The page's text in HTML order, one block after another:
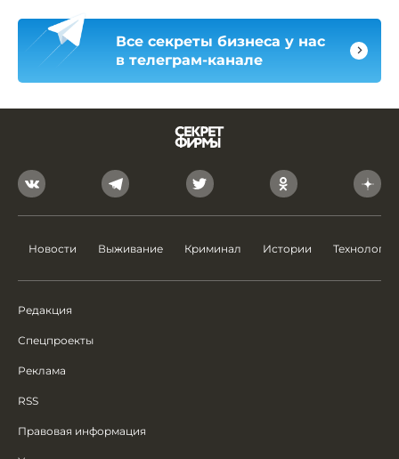
Все секреты бизнеса у нас
в телеграм-канале
Новости Выживание Криминал Истории Технологии
Редакция
Спецпроекты
Реклама
RSS
Правовая информация